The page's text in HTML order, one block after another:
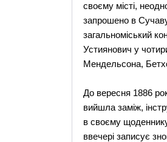
своєму місті,
запрошено в
загальноміський
Устиянович у
Мендельсона,
До вересня 1886
вийшла заміж,
в своєму
ввечері записує